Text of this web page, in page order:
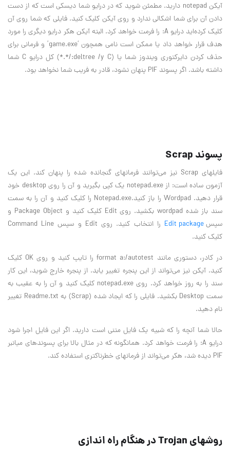
آيكن notepad داريد. مطمئن شويد كه در درايو شما ديسكي است كه از دست
دادن آن براي شما اشكالي ندارد و روي آيكن كليك كنيد. فايلي كه شما روي آن
كليك كرده‌ايد درايو A: را فرمت خواهد كرد. البته آيكن هكر درايو ديگري را مورد
هدف قرار خواهد داد يا ممكن است نامي همچون ‘game.exe’ و فرماني براي
حذف كردن دايركتوري ويندوز شما يا (deltree /y C:/*.*) كل درايو C شما
داشته باشد. اگر پسوند PIF پنهان نشود، قادر به فريب شما نخواهد بود.
پسوند Scrap
فايلهاي Scrap نيز مي‌توانند فرمانهاي گنجانده شده را پنهان كند. اين يك
آزمون ساده است: از notepad.exe يك كپي بگيريد و آن را روي desktop خود
قرار دهيد. Wordpad را باز كنيد.Notepad.exe را كليك كنيد و آن را به سمت
سند باز شده wordpad بكشيد. روي Edit كليك كنيد و Package Object و
سپسEdit package
را انتخاب كنيد. روي Edit و سپس Command Line
كليك كنيد.
در كادر، دستوري مانند format a:/autotest را تايپ كنيد و روي OK كليك
كنيد. آيكن نيز مي‌تواند از اين پنجره تغيير يابد. از پنجره خارج شويد، اين كار
سند را به روز خواهد كرد. روي notepad.exe كليك كنيد و آن را به عقيب به
سمت Desktop بكشيد. فايلي را كه ايجاد شده (Scrap) به Readme.txt تغيير
نام دهيد.
حالا شما آنچه را كه شبيه يك فايل متني است داريد. اگر اين فايل اجرا شود
درايو A: را فرمت خواهد كرد. همانگونه كه در مثال بالا براي پسوندهاي ميانبر
PIF ديده شد، هكر مي‌تواند از فرمانهاي خطرناكتري استفاده كند.
روشهاي Trojan در هنگام راه اندازي